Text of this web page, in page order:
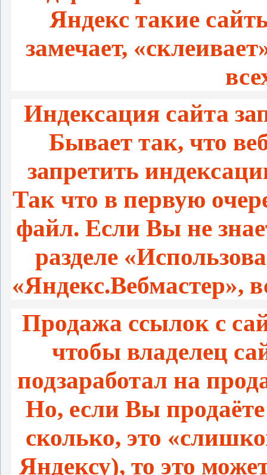
Яндекс такие
замечает,
Индексация сайта
Бывает так, что
запретить
Так что в первую
файл. Если Вы не
разделе
«Яндекс.Вебмастер»,
Продажа ссылок с
чтобы владелец
подзаработал на
Но, если Вы
сколько, это
Яндексу), то это